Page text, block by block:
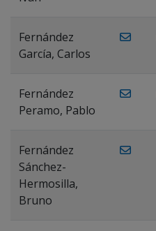
Fernández
García, Carlos
Fernández
Peramo, Pablo
Fernández
Sánchez-
Hermosilla,
Bruno